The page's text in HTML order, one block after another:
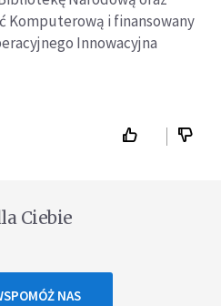
Komputerową i finansowany
Innowacyjna
Ciebie
NAS